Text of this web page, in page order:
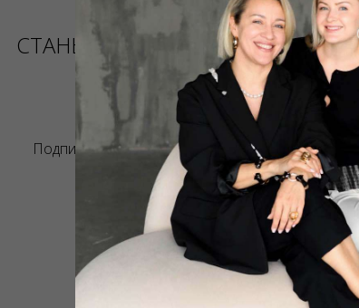
СТАНЬТЕ УЧАСТНИКОМ КЛУБА
Подписывайтесь на рассылку! Обещаем
Согласен на обработку